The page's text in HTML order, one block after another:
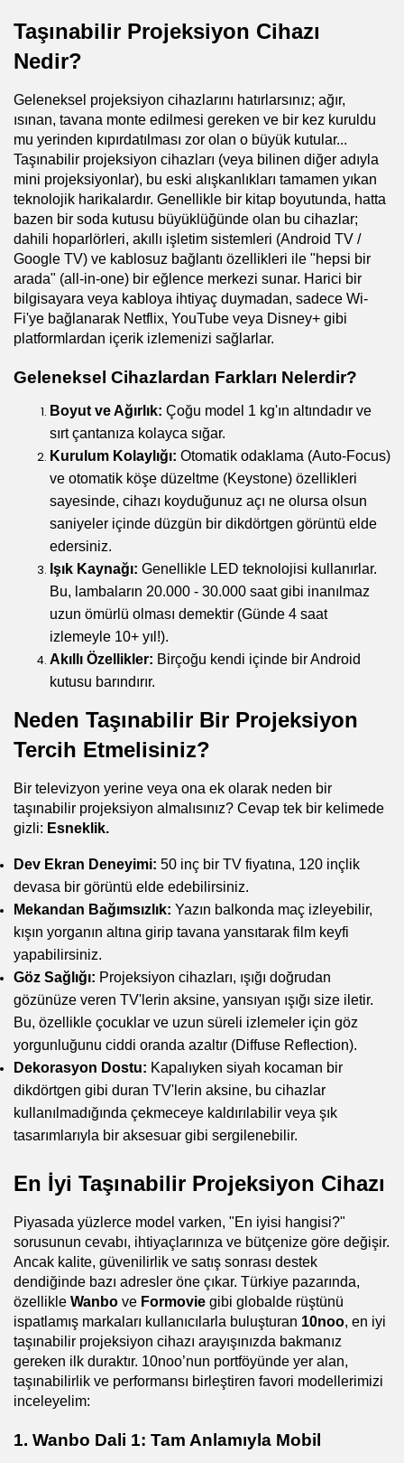
Taşınabilir Projeksiyon Cihazı
Nedir?
Geleneksel projeksiyon cihazlarını hatırlarsınız; ağır,
ısınan, tavana monte edilmesi gereken ve bir kez kuruldu
mu yerinden kıpırdatılması zor olan o büyük kutular...
Taşınabilir projeksiyon cihazları (veya bilinen diğer adıyla
mini projeksiyonlar), bu eski alışkanlıkları tamamen yıkan
teknolojik harikalardır. Genellikle bir kitap boyutunda, hatta
bazen bir soda kutusu büyüklüğünde olan bu cihazlar;
dahili hoparlörleri, akıllı işletim sistemleri (Android TV /
Google TV) ve kablosuz bağlantı özellikleri ile "hepsi bir
arada" (all-in-one) bir eğlence merkezi sunar. Harici bir
bilgisayara veya kabloya ihtiyaç duymadan, sadece Wi-
Fi'ye bağlanarak Netflix, YouTube veya Disney+ gibi
platformlardan içerik izlemenizi sağlarlar.
Geleneksel Cihazlardan Farkları Nelerdir?
Boyut ve Ağırlık: Çoğu model 1 kg'ın altındadır ve
sırt çantanıza kolayca sığar.
Kurulum Kolaylığı: Otomatik odaklama (Auto-Focus)
ve otomatik köşe düzeltme (Keystone) özellikleri
sayesinde, cihazı koyduğunuz açı ne olursa olsun
saniyeler içinde düzgün bir dikdörtgen görüntü elde
edersiniz.
Işık Kaynağı: Genellikle LED teknolojisi kullanırlar.
Bu, lambaların 20.000 - 30.000 saat gibi inanılmaz
uzun ömürlü olması demektir (Günde 4 saat
izlemeyle 10+ yıl!).
Akıllı Özellikler: Birçoğu kendi içinde bir Android
kutusu barındırır.
Neden Taşınabilir Bir Projeksiyon
Tercih Etmelisiniz?
Bir televizyon yerine veya ona ek olarak neden bir
taşınabilir projeksiyon almalısınız? Cevap tek bir kelimede
gizli: Esneklik.
Dev Ekran Deneyimi: 50 inç bir TV fiyatına, 120 inçlik
devasa bir görüntü elde edebilirsiniz.
Mekandan Bağımsızlık: Yazın balkonda maç izleyebilir,
kışın yorganın altına girip tavana yansıtarak film keyfi
yapabilirsiniz.
Göz Sağlığı: Projeksiyon cihazları, ışığı doğrudan
gözünüze veren TV'lerin aksine, yansıyan ışığı size iletir.
Bu, özellikle çocuklar ve uzun süreli izlemeler için göz
yorgunluğunu ciddi oranda azaltır (Diffuse Reflection).
Dekorasyon Dostu: Kapalıyken siyah kocaman bir
dikdörtgen gibi duran TV'lerin aksine, bu cihazlar
kullanılmadığında çekmeceye kaldırılabilir veya şık
tasarımlarıyla bir aksesuar gibi sergilenebilir.
En İyi Taşınabilir Projeksiyon Cihazı
Piyasada yüzlerce model varken, "En iyisi hangisi?"
sorusunun cevabı, ihtiyaçlarınıza ve bütçenize göre değişir.
Ancak kalite, güvenilirlik ve satış sonrası destek
dendiğinde bazı adresler öne çıkar. Türkiye pazarında,
özellikle Wanbo ve Formovie gibi globalde rüştünü
ispatlamış markaları kullanıcılarla buluşturan 10noo, en iyi
taşınabilir projeksiyon cihazı arayışınızda bakmanız
gereken ilk duraktır. 10noo’nun portföyünde yer alan,
taşınabilirlik ve performansı birleştiren favori modellerimizi
inceleyelim:
1. Wanbo Dali 1: Tam Anlamıyla Mobil